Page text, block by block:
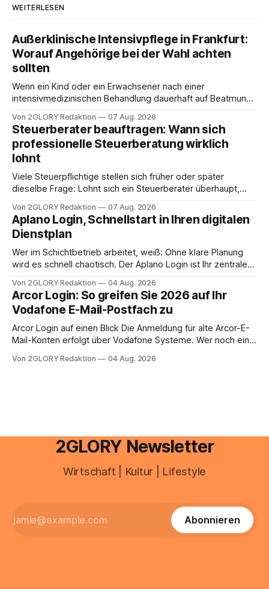
WEITERLESEN
Außerklinische Intensivpflege in Frankfurt:
Worauf Angehörige bei der Wahl achten
sollten
Wenn ein Kind oder ein Erwachsener nach einer
intensivmedizinischen Behandlung dauerhaft auf Beatmung
angewiesen ist, stellt sich für Familien eine schwierige
Frage: Muss die Versorgung dauerhaft in der Klinik bleiben –
oder ist ein Leben zu Hause möglich? Die außerklinische
Intensivpflege bietet genau diese Alternative: Sie
Von 2GLORY Redaktion 07 Aug. 2026
Steuerberater beauftragen: Wann sich
professionelle Steuerberatung wirklich
lohnt
Viele Steuerpflichtige stellen sich früher oder später
dieselbe Frage: Lohnt sich ein Steuerberater überhaupt,
erledigen? Die kurze Antwort: Bei einfachen
Einkommensverhältnissen reicht häufig eine Steuersoftware
aus – sobald jedoch mehrere Einkunftsarten
zusammentreffen oder größere finanzielle Veränderungen
anstehen, zahlt sich professionelle Unterstützung meist
Von 2GLORY Redaktion 07 Aug. 2026
Aplano Login, Schnellstart in Ihren digitalen
Dienstplan
Wer im Schichtbetrieb arbeitet, weiß: Ohne klare Planung
wird es schnell chaotisch. Der Aplano Login ist Ihr zentraler
abwesenheiten und die gesamte kommunikation rund um
Ihr personal digital zu organisieren. In diesem Leitfaden
erfahren Sie alles, was Sie für einen reibungslosen Einstieg
brauchen, von der Registrierung
Von 2GLORY Redaktion 04 Aug. 2026
Arcor Login: So greifen Sie 2026 auf Ihr
Vodafone E-Mail-Postfach zu
Arcor Login auf einen Blick Die Anmeldung für alte Arcor-E-
Mail-Konten erfolgt über Vodafone Systeme. Wer noch eine
besitzt, loggt sich heute über das Vodafone E-Mail & Cloud
Von 2GLORY Redaktion 04 Aug. 2026
2GLORY Newsletter
Wirtschaft | Kultur | Lifestyle
Abonnieren